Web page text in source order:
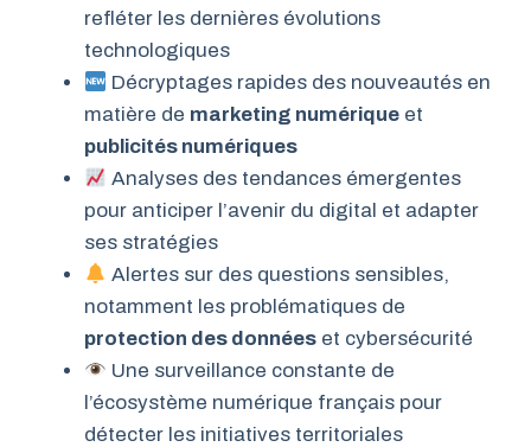
refléter les dernières évolutions
technologiques
Décryptages rapides des nouveautés en
matière de marketing numérique et
publicités numériques
Analyses des tendances émergentes
pour anticiper l’avenir du digital et adapter
ses stratégies
Alertes sur des questions sensibles,
notamment les problématiques de
protection des données et cybersécurité
Une surveillance constante de
l’écosystème numérique français pour
détecter les initiatives territoriales